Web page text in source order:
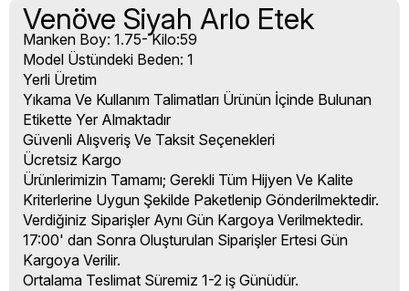
Venöve Siyah Arlo Etek
Manken Boy: 1.75- Kilo:59
Model Üstündeki Beden: 1
Yerli Üretim
Yıkama Ve Kullanım Talimatları Ürünün İçinde Bulunan
Etikette Yer Almaktadır
Güvenli Alışveriş Ve Taksit Seçenekleri
Ücretsiz Kargo
Ürünlerimizin Tamamı; Gerekli Tüm Hijyen Ve Kalite
Kriterlerine Uygun Şekilde Paketlenip Gönderilmektedir.
Verdiğiniz Siparişler Aynı Gün Kargoya Verilmektedir.
17:00' dan Sonra Oluşturulan Siparişler Ertesi Gün
Kargoya Verilir.
Ortalama Teslimat Süremiz 1-2 iş Günüdür.